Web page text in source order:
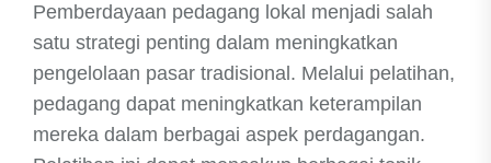
Pemberdayaan pedagang lokal menjadi salah
satu strategi penting dalam meningkatkan
pengelolaan pasar tradisional. Melalui pelatihan,
pedagang dapat meningkatkan keterampilan
mereka dalam berbagai aspek perdagangan.